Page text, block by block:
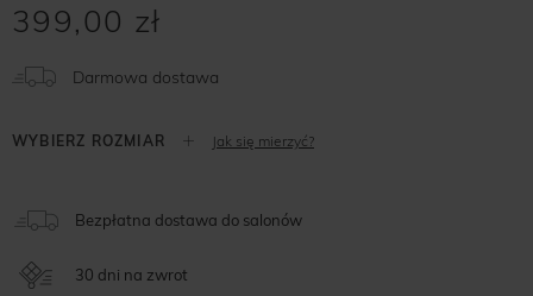
399,00 zł
Darmowa dostawa
Jak się mierzyć?
Bezpłatna dostawa do salonów
30 dni na zwrot